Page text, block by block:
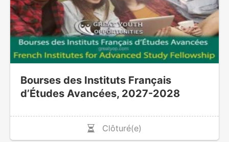
Bourses des Instituts Français
d’Études Avancées, 2027-2028
Clôturé(e)